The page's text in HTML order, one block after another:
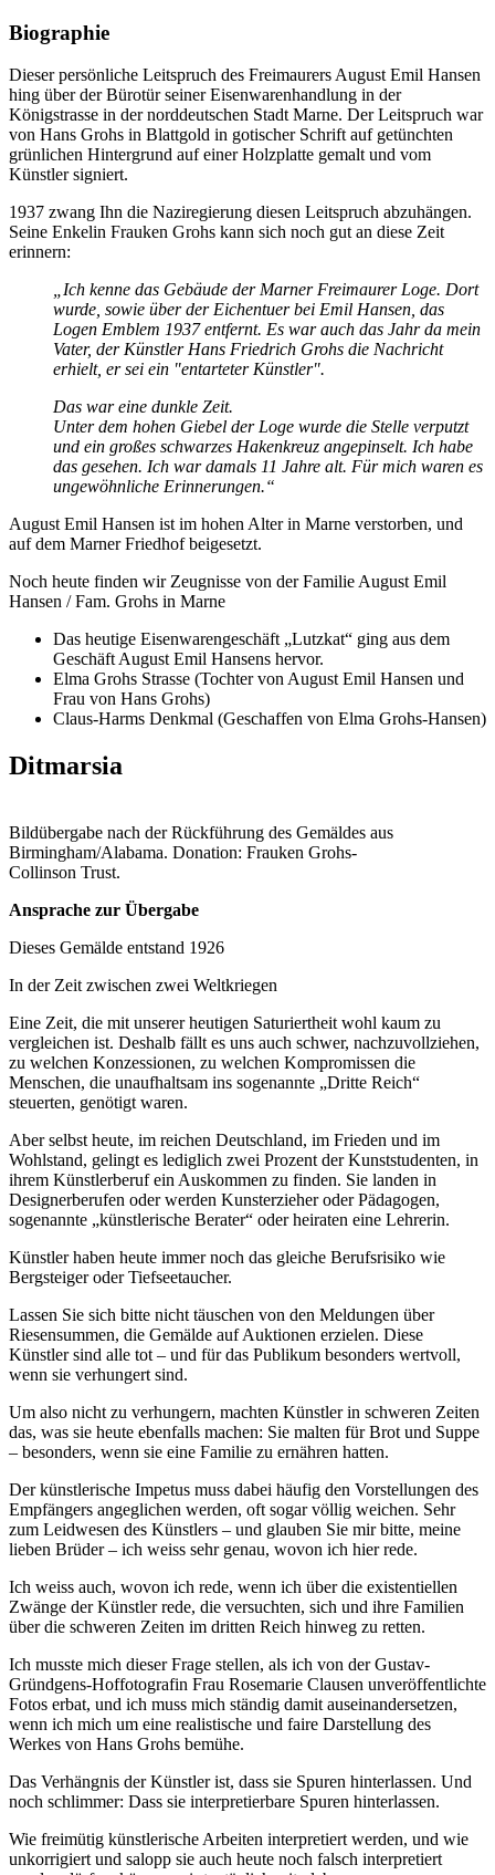
Biographie
Dieser persönliche Leitspruch des Freimaurers August Emil Hansen
hing über der Bürotür seiner Eisenwarenhandlung in der
Königstrasse in der norddeutschen Stadt Marne. Der Leitspruch war
von Hans Grohs in Blattgold in gotischer Schrift auf getünchten
grünlichen Hintergrund auf einer Holzplatte gemalt und vom
Künstler signiert.
1937 zwang Ihn die Naziregierung diesen Leitspruch abzuhängen.
Seine Enkelin Frauken Grohs kann sich noch gut an diese Zeit
erinnern:
„Ich kenne das Gebäude der Marner Freimaurer Loge. Dort
wurde, sowie über der Eichentuer bei Emil Hansen, das
Logen Emblem 1937 entfernt. Es war auch das Jahr da mein
Vater, der Künstler Hans Friedrich Grohs die Nachricht
erhielt, er sei ein "entarteter Künstler".
Das war eine dunkle Zeit.
Unter dem hohen Giebel der Loge wurde die Stelle verputzt
und ein großes schwarzes Hakenkreuz angepinselt. Ich habe
das gesehen. Ich war damals 11 Jahre alt. Für mich waren es
ungewöhnliche Erinnerungen.“
August Emil Hansen ist im hohen Alter in Marne verstorben, und
auf dem Marner Friedhof beigesetzt.
Noch heute finden wir Zeugnisse von der Familie August Emil
Hansen / Fam. Grohs in Marne
Das heutige Eisenwarengeschäft „Lutzkat“ ging aus dem
Geschäft August Emil Hansens hervor.
Elma Grohs Strasse (Tochter von August Emil Hansen und
Frau von Hans Grohs)
Claus-Harms Denkmal (Geschaffen von Elma Grohs-Hansen)
Ditmarsia
Bildübergabe nach der Rückführung des Gemäldes aus
Birmingham/Alabama. Donation: Frauken Grohs-
Collinson Trust.
Ansprache zur Übergabe
Dieses Gemälde entstand 1926
In der Zeit zwischen zwei Weltkriegen
Eine Zeit, die mit unserer heutigen Saturiertheit wohl kaum zu
vergleichen ist. Deshalb fällt es uns auch schwer, nachzuvollziehen,
zu welchen Konzessionen, zu welchen Kompromissen die
Menschen, die unaufhaltsam ins sogenannte „Dritte Reich“
steuerten, genötigt waren.
Aber selbst heute, im reichen Deutschland, im Frieden und im
Wohlstand, gelingt es lediglich zwei Prozent der Kunststudenten, in
ihrem Künstlerberuf ein Auskommen zu finden. Sie landen in
Designerberufen oder werden Kunsterzieher oder Pädagogen,
sogenannte „künstlerische Berater“ oder heiraten eine Lehrerin.
Künstler haben heute immer noch das gleiche Berufsrisiko wie
Bergsteiger oder Tiefseetaucher.
Lassen Sie sich bitte nicht täuschen von den Meldungen über
Riesensummen, die Gemälde auf Auktionen erzielen. Diese
Künstler sind alle tot – und für das Publikum besonders wertvoll,
wenn sie verhungert sind.
Um also nicht zu verhungern, machten Künstler in schweren Zeiten
das, was sie heute ebenfalls machen: Sie malten für Brot und Suppe
– besonders, wenn sie eine Familie zu ernähren hatten.
Der künstlerische Impetus muss dabei häufig den Vorstellungen des
Empfängers angeglichen werden, oft sogar völlig weichen. Sehr
zum Leidwesen des Künstlers – und glauben Sie mir bitte, meine
lieben Brüder – ich weiss sehr genau, wovon ich hier rede.
Ich weiss auch, wovon ich rede, wenn ich über die existentiellen
Zwänge der Künstler rede, die versuchten, sich und ihre Familien
über die schweren Zeiten im dritten Reich hinweg zu retten.
Ich musste mich dieser Frage stellen, als ich von der Gustav-
Gründgens-Hoffotografin Frau Rosemarie Clausen unveröffentlichte
Fotos erbat, und ich muss mich ständig damit auseinandersetzen,
wenn ich mich um eine realistische und faire Darstellung des
Werkes von Hans Grohs bemühe.
Das Verhängnis der Künstler ist, dass sie Spuren hinterlassen. Und
noch schlimmer: Dass sie interpretierbare Spuren hinterlassen.
Wie freimütig künstlerische Arbeiten interpretiert werden, und wie
unkorrigiert und salopp sie auch heute noch falsch interpretiert